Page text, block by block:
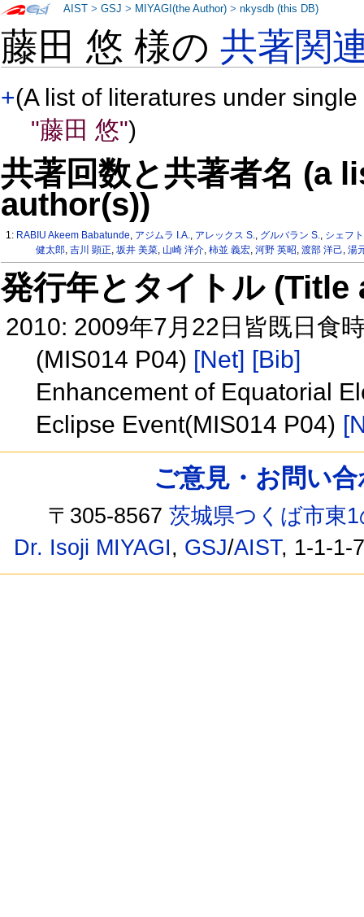
藤田 悠 様の共著関
+(A list of literatures under
"藤田 悠")
共著回数と共著者名 (a
author(s))
1: RABIU Akeem Babatunde, アジムラ I.A., アレックス S., グルバラン S., シェフ
健太郎, 吉川 顕正, 坂井 美菜, 山崎 洋介, 柿並 義宏, 河野 英昭, 渡部 洋己, 湯
発行年とタイトル
2010: 2009年7月22日皆既日食
(MIS014 P04) [Net] [Bib]
Enhancement of Equatorial
Eclipse Event(MIS014 P04)
AIST >GSJ > MIYAGI(the Author) >nkysdb (this DB)
ご意見・お問い
〒305-8567茨城県つくば市東
Dr. Isoji MIYAGI, GSJ/AIST, 1-1-1-